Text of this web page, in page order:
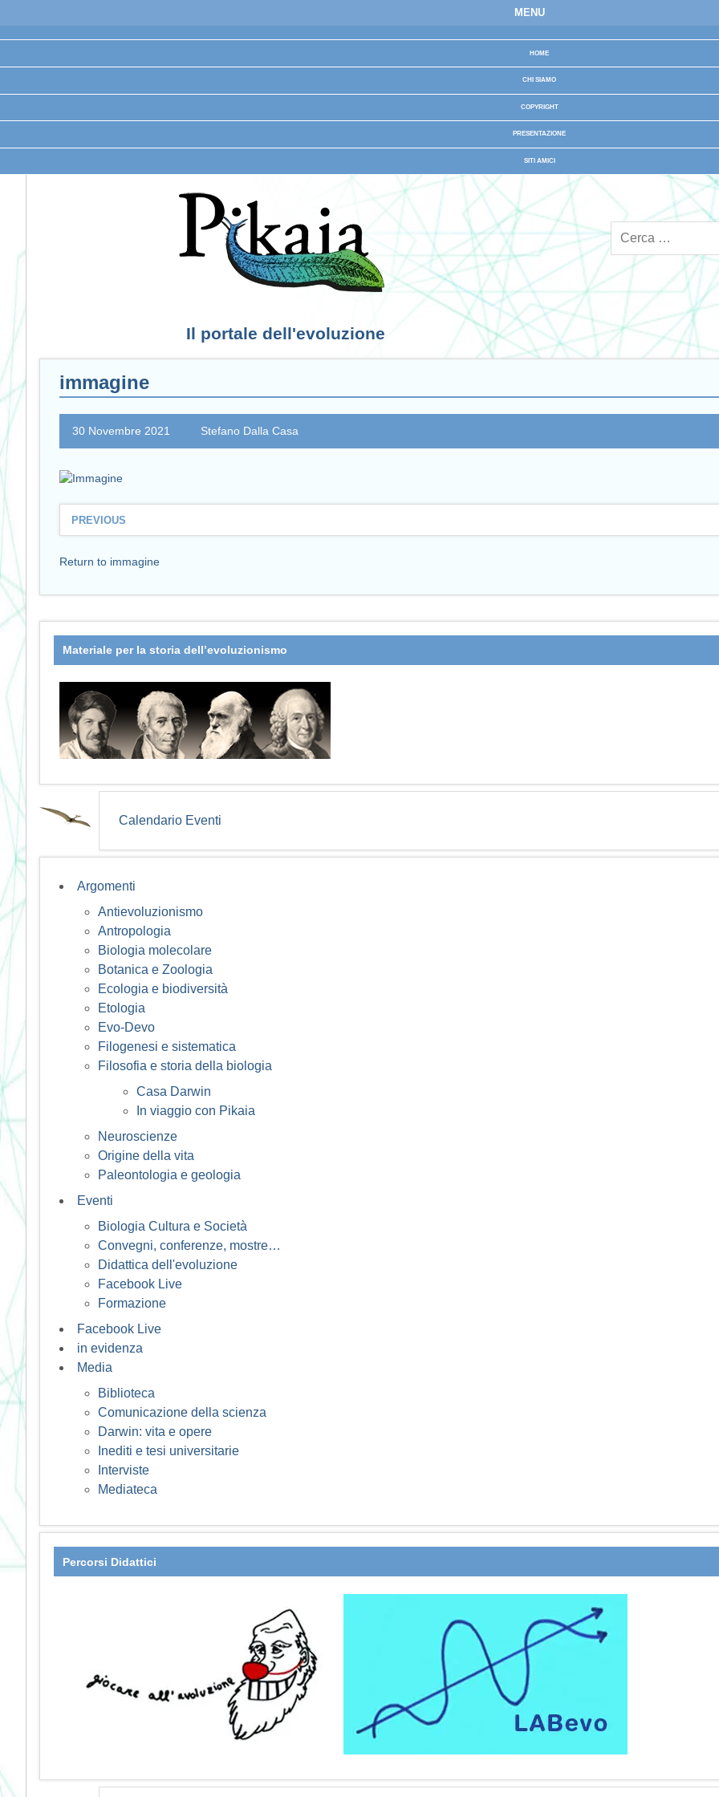
MENU
HOME
CHI SIAMO
COPYRIGHT
PRESENTAZIONE
SITI AMICI
Il portale dell'evoluzione
immagine
30 Novembre 2021 Stefano Dalla Casa
PREVIOUS
Return to immagine
Materiale per la storia dell’evoluzionismo
Calendario Eventi
Argomenti
Antievoluzionismo
Antropologia
Biologia molecolare
Botanica e Zoologia
Ecologia e biodiversità
Etologia
Evo-Devo
Filogenesi e sistematica
Filosofia e storia della biologia
Casa Darwin
In viaggio con Pikaia
Neuroscienze
Origine della vita
Paleontologia e geologia
Eventi
Biologia Cultura e Società
Convegni, conferenze, mostre…
Didattica dell'evoluzione
Facebook Live
Formazione
Facebook Live
in evidenza
Media
Biblioteca
Comunicazione della scienza
Darwin: vita e opere
Inediti e tesi universitarie
Interviste
Mediateca
Percorsi Didattici